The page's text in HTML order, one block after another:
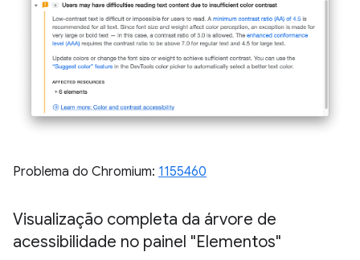
Problema do Chromium: 1155460
Visualização completa da árvore de
acessibilidade no painel "Elementos"